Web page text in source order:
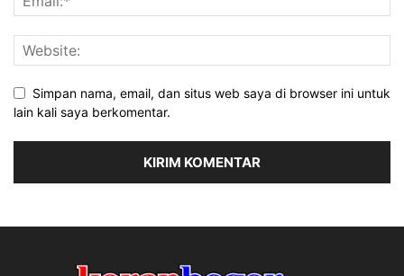
Simpan nama, email, dan situs web saya di browser ini untuk
lain kali saya berkomentar.